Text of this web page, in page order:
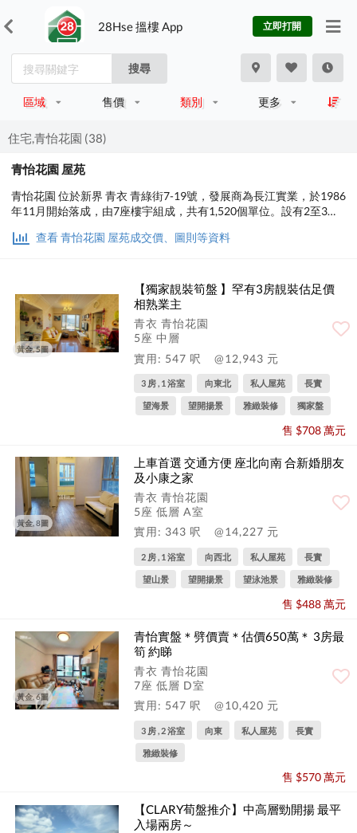
28Hse 搵樓 App 立即打開
搜尋
區域 售價 類別 更多
住宅,青怡花園 (38)
青怡花園 屋苑
青怡花園 位於新界 青衣 青綠街7-19號，發展商為長江實業，於1986
年11月開始落成，由7座樓宇組成，共有1,520個單位。設有2至3房
運動設施、娛樂設施、餐飲設施；交通便利，步行至港鐵時間約9分
查看 青怡花園 屋苑成交價、圖則等資料
黃金, 5圖
【獨家靚裝筍盤 】罕有3房靚裝估足價
相熟業主
青衣 青怡花園
5座 中層
實用: 547 呎
@12,943 元
3 房 , 1 浴室 向東北 私人屋苑 長實
望海景 望開揚景 雅緻裝修 獨家盤
售 $708 萬元
黃金, 8圖
上車首選 交通方便 座北向南 合新婚朋友
及小康之家
青衣 青怡花園
5座 低層 A室
實用: 343 呎
@14,227 元
2 房 , 1 浴室 向西北 私人屋苑 長實
望山景 望開揚景 望泳池景 雅緻裝修
售 $488 萬元
黃金, 6圖
青怡實盤＊劈價賣＊估價650萬＊ 3房最
筍 約睇
青衣 青怡花園
7座 低層 D室
實用: 547 呎
@10,420 元
3 房 , 2 浴室 向東 私人屋苑 長實
雅緻裝修
售 $570 萬元
【CLARY荀盤推介】中高層勁開揚 最平
入場兩房～